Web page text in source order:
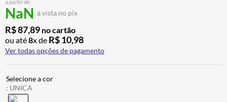
a partir de:
NaN à vista no pix
R$87,89 no cartão
ou até8x de R$10,98
Ver todas opções de pagamento
: UNICA
º
8º AIROH
9º CALÇA